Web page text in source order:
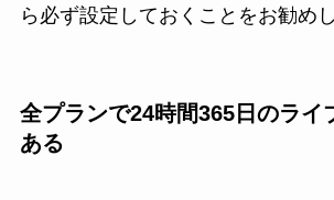
ら必ず設定しておくことをお勧めし
全プランで24時間365日のライ
ある